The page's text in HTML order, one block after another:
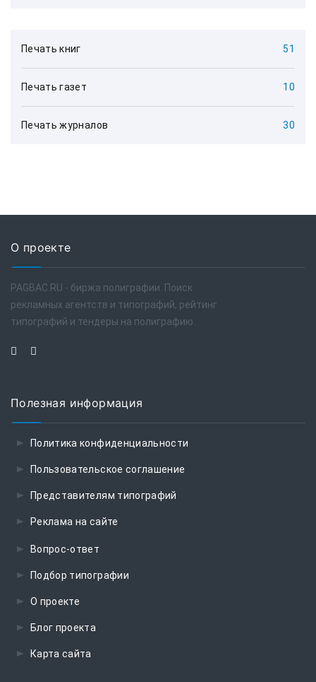
Печать книг 51
Печать газет 10
Печать журналов 30
О проекте
PAGBAC.RU - биржа полиграфии. Поиск
рекламных агентств и типографий, рейтинг
типографий и тендеры на полиграфию.
Полезная информация
Политика конфиденциальности
Пользовательское соглашение
Представителям типографий
Реклама на сайте
Вопрос-ответ
Подбор типографии
О проекте
Блог проекта
Карта сайта